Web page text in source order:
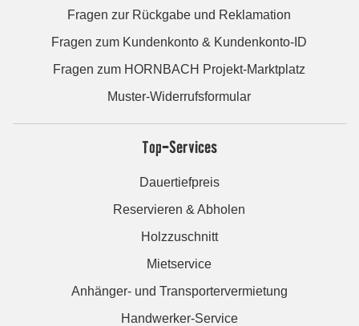
Fragen zur Rückgabe und Reklamation
Fragen zum Kundenkonto & Kundenkonto-ID
Fragen zum HORNBACH Projekt-Marktplatz
Muster-Widerrufsformular
Top-Services
Dauertiefpreis
Reservieren & Abholen
Holzzuschnitt
Mietservice
Anhänger- und Transportervermietung
Handwerker-Service